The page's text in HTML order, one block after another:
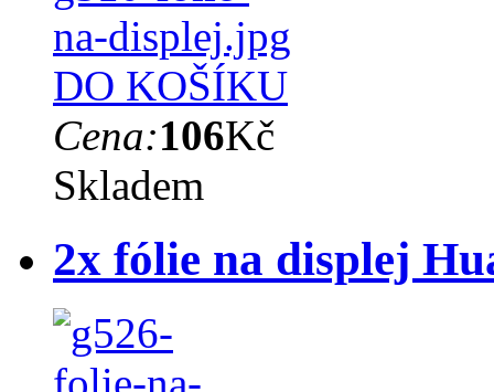
DO KOŠÍKU
Cena:106Kč
Skladem
2x fólie na displej